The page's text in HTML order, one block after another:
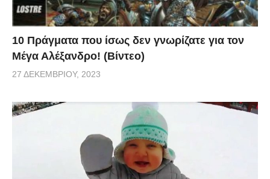
10 Πράγματα που ίσως δεν γνωρίζατε για τον
Μέγα Αλέξανδρο! (Βίντεο)
27 ΔΕΚΕΜΒΡΊΟΥ, 2023